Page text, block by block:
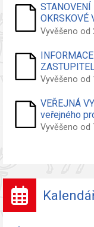
OKRSKOVÉ
Vyvěšeno od
Vyvěšeno od
VEŘEJNÁ
veřejného
Vyvěšeno od